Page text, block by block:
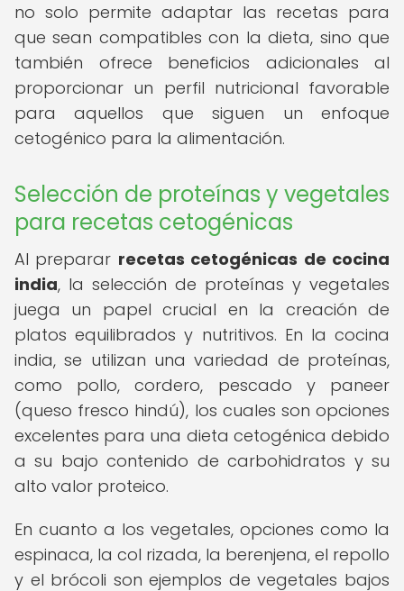
no solo permite adaptar las recetas para
que sean compatibles con la dieta, sino que
también ofrece beneficios adicionales al
proporcionar un perfil nutricional favorable
para aquellos que siguen un enfoque
cetogénico para la alimentación.
Selección de proteínas y vegetales
para recetas cetogénicas
Al preparar recetas cetogénicas de cocina
india, la selección de proteínas y vegetales
juega un papel crucial en la creación de
platos equilibrados y nutritivos. En la cocina
india, se utilizan una variedad de proteínas,
como pollo, cordero, pescado y paneer
(queso fresco hindú), los cuales son opciones
excelentes para una dieta cetogénica debido
a su bajo contenido de carbohidratos y su
alto valor proteico.
En cuanto a los vegetales, opciones como la
espinaca, la col rizada, la berenjena, el repollo
y el brócoli son ejemplos de vegetales bajos